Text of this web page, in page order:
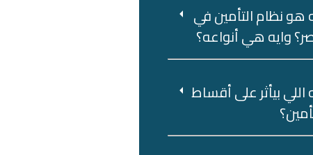
هو نظام التأمين في
وايه هي أنواعه؟
اللي بيأثر على أقساط